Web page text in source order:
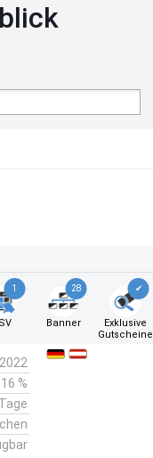
1 28
Banner
✔
Exklusive
Gutscheine
16 %